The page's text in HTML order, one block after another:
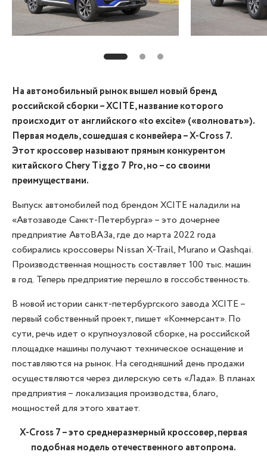
На автомобильный рынок вышел новый бренд
российской сборки – XCITE, название которого
происходит от английского «to excite» («волновать»).
Первая модель, сошедшая с конвейера – X-Cross 7.
Этот кроссовер называют прямым конкурентом
китайского Chery Tiggo 7 Pro, но – со своими
преимуществами.
Выпуск автомобилей под брендом XCITE наладили на
«Автозаводе Санкт-Петербурга» – это дочернее
предприятие АвтоВАЗа, где до марта 2022 года
собирались кроссоверы Nissan X-Trail, Murano и Qashqai.
Производственная мощность составляет 100 тыс. машин
в год. Теперь предприятие перешло в госсобственность.
В новой истории санкт-петербургского завода XCITE –
первый собственный проект, пишет «Коммерсант». По
сути, речь идет о крупноузловой сборке, на российской
площадке машины получают техническое оснащение и
поставляются на рынок. На сегодняшний день продажи
осуществляются через дилерскую сеть «Лада». В планах
предприятия – локализация производства, благо,
мощностей для этого хватает.
X-Cross 7 – это среднеразмерный кроссовер, первая
подобная модель отечественного автопрома.